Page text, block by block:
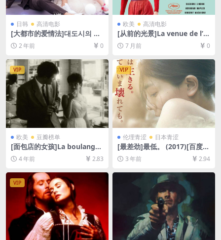
日韩 高清电影
[大都市的爱情法]대도시의 사
랑법 (2024)[百度网盘+夸克网
盘1080P超清未删减资源][网
盘在线播放/下载][MP4/5.7G
B][中文字幕]
2 年前 0
欧美 高清电影
[从前的光景]La venue de l’a
venir (2025)[百度网盘+夸克
网盘1080P超清未删减资源]
[网盘在线播放/下载][MP4/9G
B][中文字幕]
7 月前 0
VIP
欧美 豆瓣榜单
[面包店的女孩]La boulangèr
e de Monceau (1963)[百度
网盘+迅雷云盘资源1080P超
清未删减][MP4/1.2GB][中文
字幕]
4 年前 2.83
VIP
伦理青涩 日本青涩
[最差劲]最低。 (2017)[百度网
盘+迅雷云盘资源1080P超清
未删减][MP4/7GB][日语中字]
3 年前 2.94
VIP